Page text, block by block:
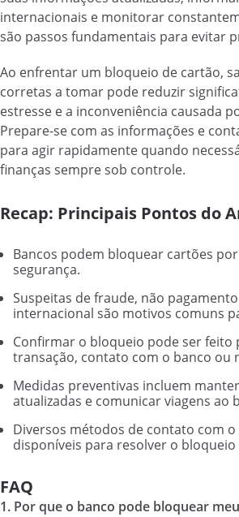
internacionais e monitorar
são passos fundamentais para evitar
Ao enfrentar um bloqueio de cartão,
corretas a tomar pode reduzir
estresse e a inconveniência causada
Prepare-se com as informações e
para agir rapidamente quando
finanças sempre sob controle.
Recap: Principais Pontos do
Bancos podem bloquear cartões
segurança.
Suspeitas de fraude, não
internacional são motivos comuns
Confirmar o bloqueio pode ser feito
transação, contato com o banco ou
Medidas preventivas incluem
atualizadas e comunicar viagens ao
Diversos métodos de contato com
disponíveis para resolver o
FAQ
1. Por que o banco pode bloquear